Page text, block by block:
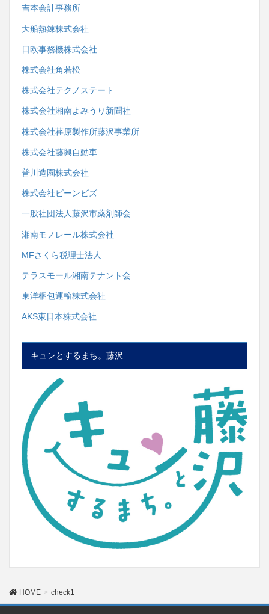
吉本会計事務所
大船熱錬株式会社
日欧事務機株式会社
株式会社角若松
株式会社テクノステート
株式会社湘南よみうり新聞社
株式会社荏原製作所藤沢事業所
株式会社藤興自動車
普川造園株式会社
株式会社ビーンビズ
一般社団法人藤沢市薬剤師会
湘南モノレール株式会社
MFさくら税理士法人
テラスモール湘南テナント会
東洋梱包運輸株式会社
AKS東日本株式会社
キュンとするまち。藤沢
HOME check1